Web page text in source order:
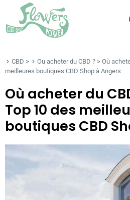
CBD > Ou acheter du CBD ? > Où
meilleures boutiques CBD Shop à Angers
Où acheter du
Top 10 des
boutiques CBD